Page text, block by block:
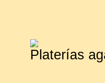
Platerías